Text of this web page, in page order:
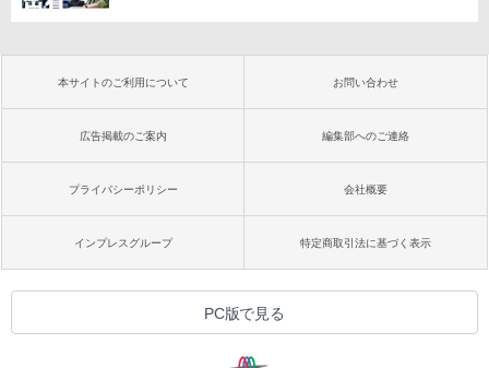
本サイトのご利用について お問い合わせ
広告掲載のご案内 編集部へのご連絡
プライバシーポリシー 会社概要
インプレスグループ 特定商取引法に基づく表示
PC版で見る